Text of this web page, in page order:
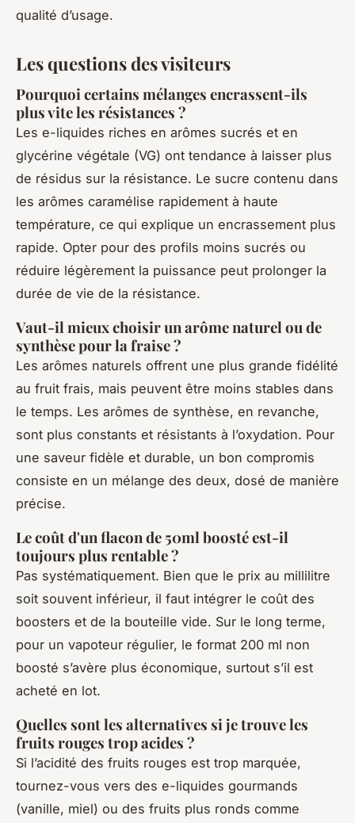
qualité d’usage.
Les questions des visiteurs
Pourquoi certains mélanges encrassent-ils
plus vite les résistances ?
Les e-liquides riches en arômes sucrés et en
glycérine végétale (VG) ont tendance à laisser plus
de résidus sur la résistance. Le sucre contenu dans
les arômes caramélise rapidement à haute
température, ce qui explique un encrassement plus
rapide. Opter pour des profils moins sucrés ou
réduire légèrement la puissance peut prolonger la
durée de vie de la résistance.
Vaut-il mieux choisir un arôme naturel ou de
synthèse pour la fraise ?
Les arômes naturels offrent une plus grande fidélité
au fruit frais, mais peuvent être moins stables dans
le temps. Les arômes de synthèse, en revanche,
sont plus constants et résistants à l’oxydation. Pour
une saveur fidèle et durable, un bon compromis
consiste en un mélange des deux, dosé de manière
précise.
Le coût d'un flacon de 50ml boosté est-il
toujours plus rentable ?
Pas systématiquement. Bien que le prix au millilitre
soit souvent inférieur, il faut intégrer le coût des
boosters et de la bouteille vide. Sur le long terme,
pour un vapoteur régulier, le format 200 ml non
boosté s’avère plus économique, surtout s’il est
acheté en lot.
Quelles sont les alternatives si je trouve les
fruits rouges trop acides ?
Si l’acidité des fruits rouges est trop marquée,
tournez-vous vers des e-liquides gourmands
(vanille, miel) ou des fruits plus ronds comme